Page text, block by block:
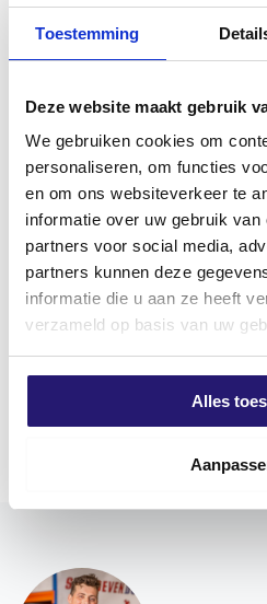
Toestemming
Deze website maakt gebruik
We gebruiken cookies om
personaliseren, om functies
en om ons websiteverkeer te
informatie over uw gebruik
partners voor social media,
partners kunnen deze
informatie die u aan ze heeft
verzameld op basis van uw
Alles
Voor 17:00 besteld, zelfde
Gratisverzending vanaf €99
100 dagen retourgarantie
BESCHRIJVINGAANVULLENDE
Productomschrijving
Spaanplaatschroeven
De SilverMate Next
voor elke lengte en diameter,
markt, een eigen optimale
Korte schroeven hebben
voorzien van een steeds
De focus van de SilverMate